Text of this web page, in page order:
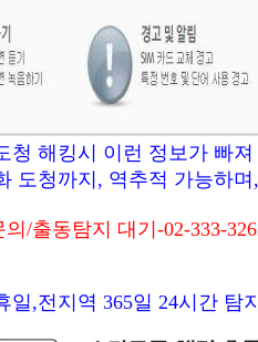
청 해킹시 이런 정보가 빠
도청까지, 역추적 가능하
/출동탐지 대기-02-333-
일,전지역 365일 24시간 탐